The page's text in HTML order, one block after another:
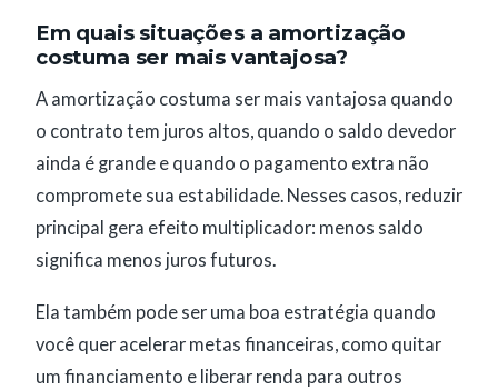
Em quais situações a amortização
costuma ser mais vantajosa?
A amortização costuma ser mais vantajosa quando
o contrato tem juros altos, quando o saldo devedor
ainda é grande e quando o pagamento extra não
compromete sua estabilidade. Nesses casos, reduzir
principal gera efeito multiplicador: menos saldo
significa menos juros futuros.
Ela também pode ser uma boa estratégia quando
você quer acelerar metas financeiras, como quitar
um financiamento e liberar renda para outros